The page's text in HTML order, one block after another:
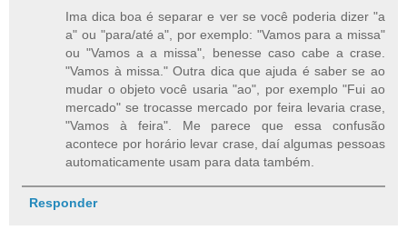
Ima dica boa é separar e ver se você poderia dizer "a
a" ou "para/até a", por exemplo: "Vamos para a missa"
ou "Vamos a a missa", benesse caso cabe a crase.
"Vamos à missa." Outra dica que ajuda é saber se ao
mudar o objeto você usaria "ao", por exemplo "Fui ao
mercado" se trocasse mercado por feira levaria crase,
"Vamos à feira". Me parece que essa confusão
acontece por horário levar crase, daí algumas pessoas
automaticamente usam para data também.
Responder